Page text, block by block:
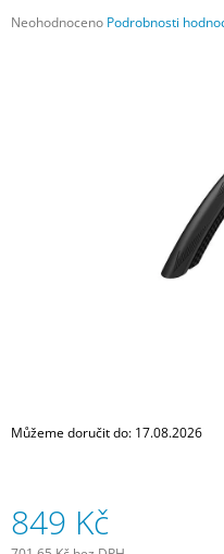
Průměrné
Neohodnoceno Podrobnosti
Můžeme doručit do: 17.08.2026
849 Kč
18/25
LIGHT
80